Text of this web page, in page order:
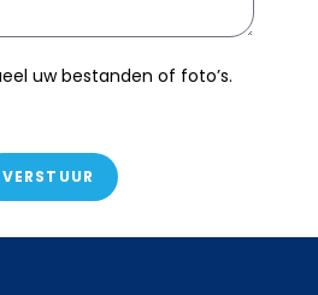
uw bestanden of foto’s.
VERSTUUR